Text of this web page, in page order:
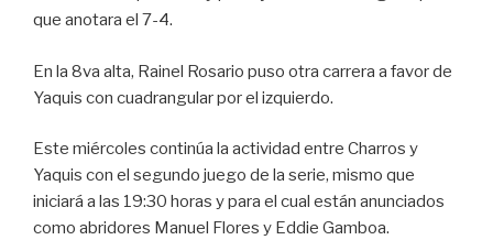
que anotara el 7-4.
En la 8va alta, Rainel Rosario puso otra carrera a favor de
Yaquis con cuadrangular por el izquierdo.
Este miércoles continúa la actividad entre Charros y
Yaquis con el segundo juego de la serie, mismo que
iniciará a las 19:30 horas y para el cual están anunciados
como abridores Manuel Flores y Eddie Gamboa.